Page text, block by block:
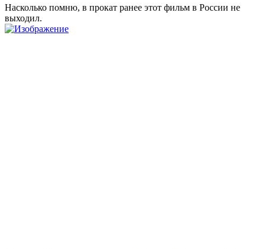
Насколько помню, в прокат ранее этот фильм в России не
выходил.